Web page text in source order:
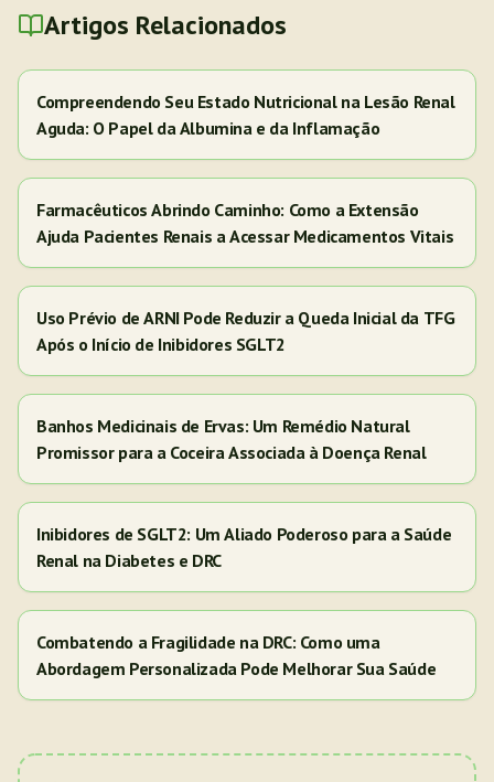
Artigos Relacionados
Compreendendo Seu Estado Nutricional na Lesão Renal
Aguda: O Papel da Albumina e da Inflamação
Farmacêuticos Abrindo Caminho: Como a Extensão
Ajuda Pacientes Renais a Acessar Medicamentos Vitais
Uso Prévio de ARNI Pode Reduzir a Queda Inicial da TFG
Após o Início de Inibidores SGLT2
Banhos Medicinais de Ervas: Um Remédio Natural
Promissor para a Coceira Associada à Doença Renal
Inibidores de SGLT2: Um Aliado Poderoso para a Saúde
Renal na Diabetes e DRC
Combatendo a Fragilidade na DRC: Como uma
Abordagem Personalizada Pode Melhorar Sua Saúde